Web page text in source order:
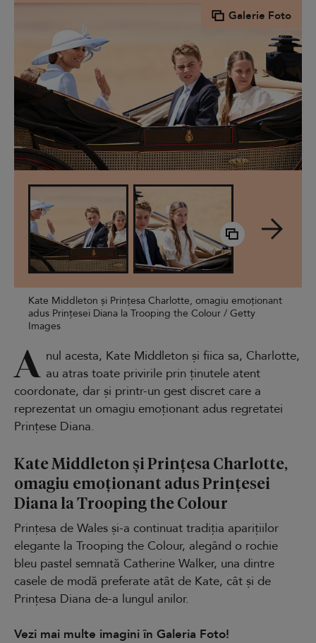
Galerie Foto
Kate Middleton și Prințesa Charlotte, omagiu emoționant
adus Prințesei Diana la Trooping the Colour / Getty
Images
A nul acesta, Kate Middleton și fiica sa, Charlotte,
au atras toate privirile prin ținutele atent
coordonate, dar și printr-un gest discret care a
reprezentat un omagiu emoționant adus regretatei
Prințese Diana.
Kate Middleton și Prințesa Charlotte,
omagiu emoționant adus Prințesei
Diana la Trooping the Colour
Prințesa de Wales și-a continuat tradiția aparițiilor
elegante la Trooping the Colour, alegând o rochie
bleu pastel semnată Catherine Walker, una dintre
casele de modă preferate atât de Kate, cât și de
Prințesa Diana de-a lungul anilor.
Vezi mai multe imagini în Galeria Foto!